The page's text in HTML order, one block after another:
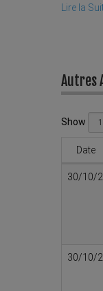
Lire la
Autres
Show
Date
30/10/
30/10/